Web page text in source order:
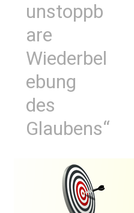
unstoppb
are
Wiederbel
ebung
des
Glaubens“